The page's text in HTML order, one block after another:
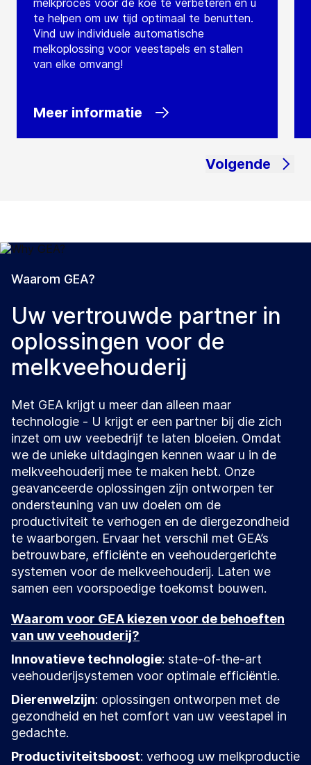
melkproces voor de koe te verbeteren en u
te helpen om uw tijd optimaal te benutten.
Vind uw individuele automatische
melkoplossing voor veestapels en stallen
van elke omvang!
Meer informatie
Volgende
Waarom GEA?
Uw vertrouwde partner in
oplossingen voor de
melkveehouderij
Met GEA krijgt u meer dan alleen maar
technologie - U krijgt er een partner bij die zich
inzet om uw veebedrijf te laten bloeien. Omdat
we de unieke uitdagingen kennen waar u in de
melkveehouderij mee te maken hebt. Onze
geavanceerde oplossingen zijn ontworpen ter
ondersteuning van uw doelen om de
productiviteit te verhogen en de diergezondheid
te waarborgen. Ervaar het verschil met GEA’s
betrouwbare, efficiënte en veehoudergerichte
systemen voor de melkveehouderij. Laten we
samen een voorspoedige toekomst bouwen.
Waarom voor GEA kiezen voor de behoeften
van uw veehouderij?
Innovatieve technologie: state-of-the-art
veehouderijsystemen voor optimale efficiëntie.
Dierenwelzijn: oplossingen ontworpen met de
gezondheid en het comfort van uw veestapel in
gedachte.
Productiviteitsboost: verhoog uw melkproductie